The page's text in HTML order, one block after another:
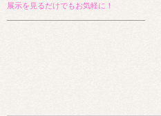
展示を見るだけでもお気軽に！